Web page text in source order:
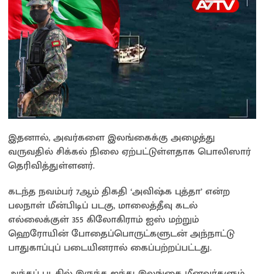
இதனால், அவர்களை இலங்கைக்கு அழைத்து
வருவதில் சிக்கல் நிலை ஏற்பட்டுள்ளதாக பொலிஸார்
தெரிவித்துள்ளனர்.
கடந்த நவம்பர் 7ஆம் திகதி ‘அவிஷ்க புத்தா’ என்ற
பலநாள் மீன்பிடிப் படகு, மாலைத்தீவு கடல்
எல்லைக்குள் 355 கிலோகிராம் ஐஸ் மற்றும்
ஹெரோயின் போதைப்பொருட்களுடன் அந்நாட்டு
பாதுகாப்புப் படையினரால் கைப்பற்றப்பட்டது.